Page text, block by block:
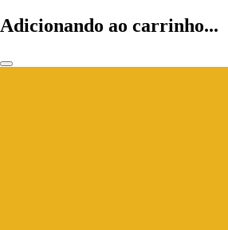
Adicionando ao carrinho...